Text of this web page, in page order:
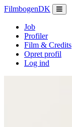
FilmbogenDK
Job
Profiler
Film & Credits
Opret profil
Log ind